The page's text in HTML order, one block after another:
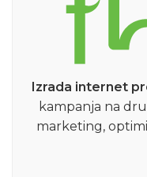
Izrada internet
kampanja na
marketing,